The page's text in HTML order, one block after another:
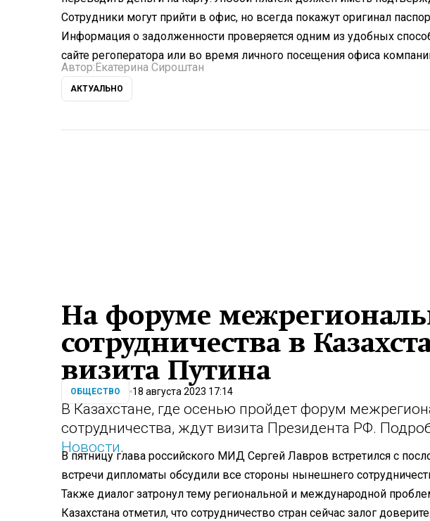
Сотрудники могут прийти в офис, но всегда покажут оригинал
Информация о задолженности проверяется одним из удобных
сайте регоператора или во время личного посещения офиса
Автор:Екатерина Сироштан
АКТУАЛЬНО
На форуме
сотрудничества в
визита Путина
ОБЩЕСТВО 18 августа 2023 17:14
В Казахстане, где осенью пройдет форум
сотрудничества, ждут визита Президента РФ.
Новости.
В пятницу глава российского МИД Сергей Лавров встретился с
встречи дипломаты обсудили все стороны нынешнего
Также диалог затронул тему региональной и международной
Казахстана отметил, что сотрудничество стран сейчас залог